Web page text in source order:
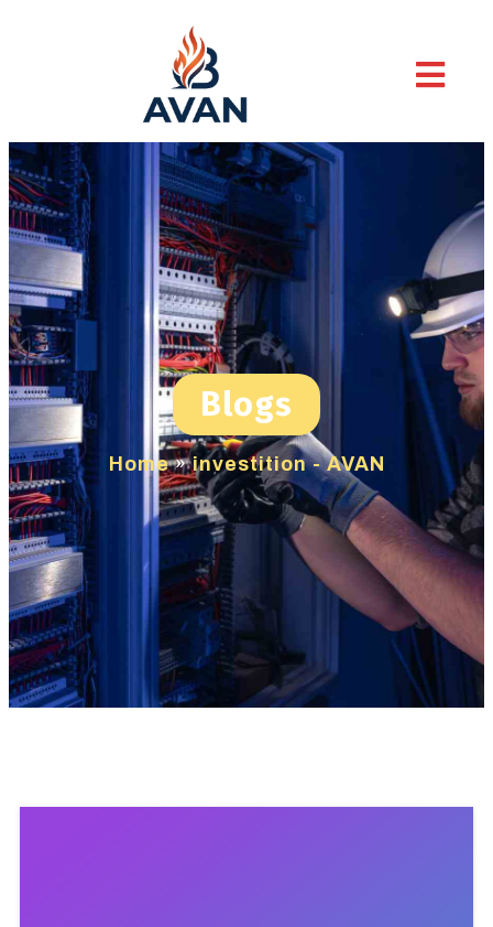
Blogs
Home»investition - AVAN